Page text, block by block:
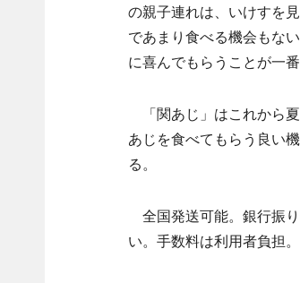
の親子連れは、いけすを
であまり食べる機会もな
に喜んでもらうことが一
「関あじ」はこれから
あじを食べてもらう良い
る。
全国発送可能。銀行振
い。手数料は利用者負担